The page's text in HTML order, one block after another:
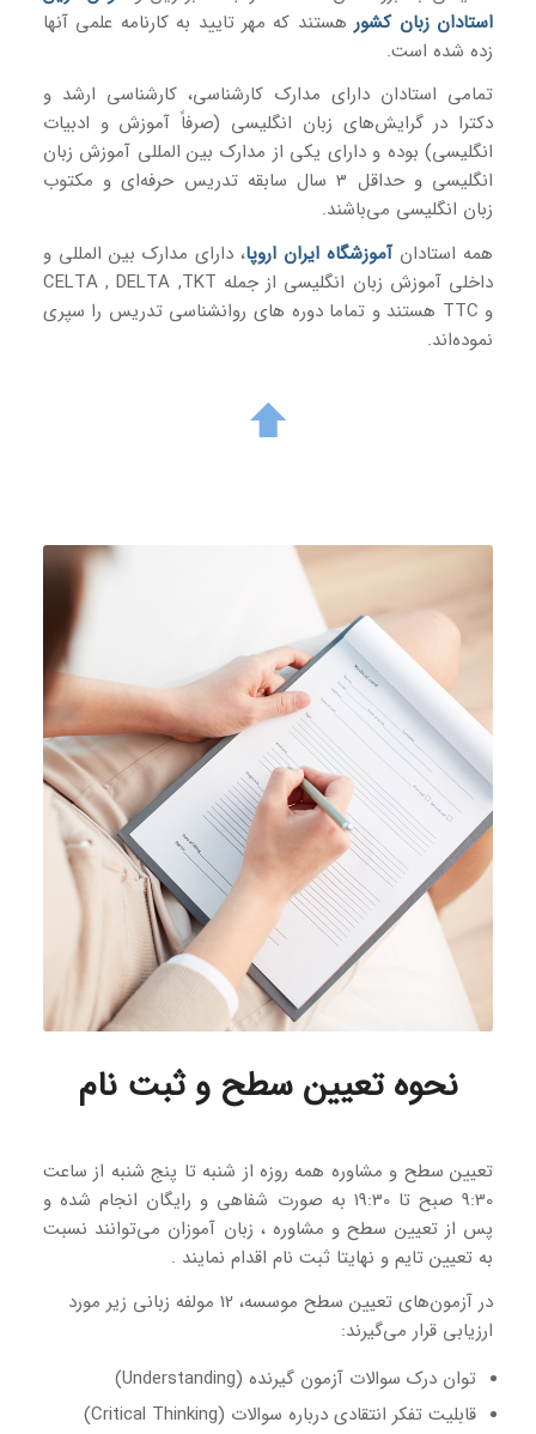
استادان زبان کشور هستند که مهر تایید به کارنامه علمی آنها
زده شده است.
تمامی استادان دارای مدارک کارشناسی، کارشناسی ارشد و
دکترا در گرایش‌های زبان انگلیسی (صرفاً آموزش و ادبیات
انگلیسی) بوده و دارای یکی از مدارک بین المللی آموزش زبان
انگلیسی و حداقل 3 سال سابقه تدریس حرفه‌ای و مکتوب
زبان انگلیسی می‌باشند.
همه استادانآموزشگاه ایران اروپا، دارای مدارک بین المللی و
داخلی آموزش زبان انگلیسی از جمله CELTA , DELTA ,TKT
و TTC هستند و تماما دوره های روانشناسی تدریس را سپری
نموده‌اند.
نحوه تعیین سطح و ثبت نام
تعیین سطح و مشاوره همه روزه از شنبه تا پنج شنبه از ساعت
9:30 صبح تا 19:30 به صورت شفاهی و رایگان انجام شده و
پس از تعیین سطح و مشاوره ، زبان آموزان می‌توانند نسبت
به تعیین تایم و نهایتا ثبت نام اقدام نمایند .
در آزمون‌های تعیین سطح موسسه، 12 مولفه زبانی زیر مورد
ارزیابی قرار می‌گیرند:
توان درک سوالات آزمون گیرنده (Understanding)
قابلیت تفکر انتقادی درباره سوالات (Critical Thinking)